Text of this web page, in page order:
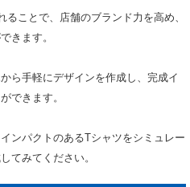
ことで、店舗のブランド力を高め、
きます。
ら手軽にデザインを作成し、完成イ
できます。
ンパクトのあるTシャツをシミュレー
てみてください。